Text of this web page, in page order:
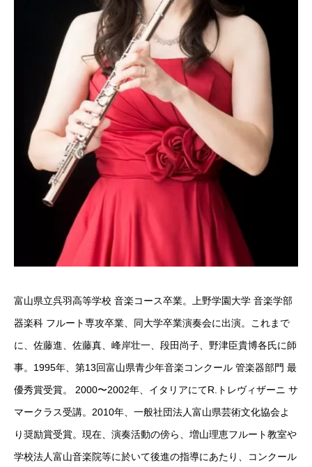
富山県立呉羽高等学校 音楽コース卒業。上野学園大学 音楽学部
器楽科 フルート専攻卒業、同大学卒業演奏会に出演。これまで
に、佐藤進、佐藤真、峰岸壮一、段田尚子、野津臣貴博各氏に師
事。1995年、第13回富山県青少年音楽コンクール 管楽器部門 最
優秀賞受賞。 2000〜2002年、イタリアにてR.トレヴィザーニ サ
マークラス受講。2010年、一般社団法人富山県芸術文化協会よ
り奨励賞受賞。現在、演奏活動の傍ら、増山理恵フルート教室や
学校法人富山音楽院等に於いて後進の指導にあたり、コンクール